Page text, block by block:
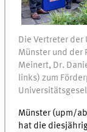
Die Vertreter
Münster und der
Meinert, Dr.
links) zum
Münster (upm/
hat die